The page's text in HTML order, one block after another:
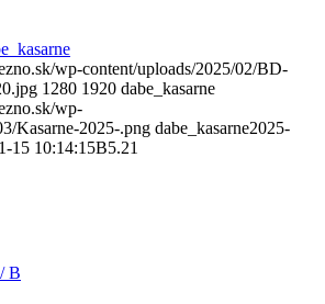
wp-content/uploads/2025/02/BD-
1280 1920 dabe_kasarne
wp-
Kasarne-2025-.png dabe_kasarne2025-
15 10:14:15B5.21
B